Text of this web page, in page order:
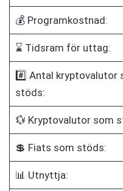
💰 Programkostnad:
⌛ Tidsram för uttag:
#️⃣ Antal kryptovalutor
stöds:
💱 Kryptovalutor som
💲 Fiats som stöds:
📊 Utnyttja: